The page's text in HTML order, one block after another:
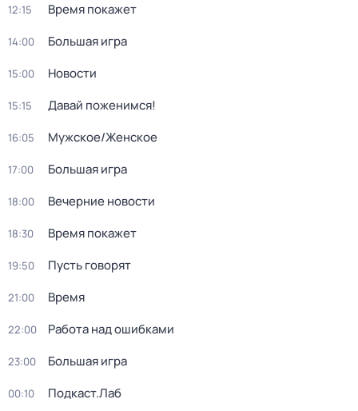
12:15 Время покажет
14:00 Большая игра
15:00 Новости
15:15 Давай поженимся!
16:05 Мужское/Женское
17:00 Большая игра
18:00 Вечерние новости
18:30 Время покажет
19:50 Пусть говорят
21:00 Время
22:00 Работа над ошибками
23:00 Большая игра
00:10 Подкаст.Лаб